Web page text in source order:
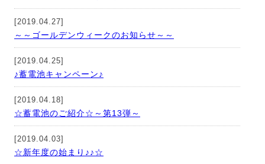
[2019.04.27]
～～ゴールデンウィークのお知らせ～～
[2019.04.25]
♪蓄電池キャンペーン♪
[2019.04.18]
☆蓄電池のご紹介☆～第13弾～
[2019.04.03]
☆新年度の始まり♪♪☆